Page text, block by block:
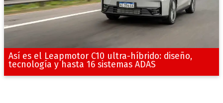
Así es el Leapmotor C10 ultra-híbrido: diseño,
tecnología y hasta 16 sistemas ADAS